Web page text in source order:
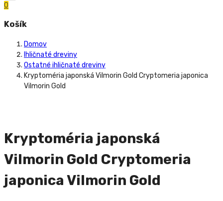
0
Košík
Domov
Ihličnaté dreviny
Ostatné ihličnaté dreviny
Kryptoméria japonská Vilmorin Gold Cryptomeria japonica
Vilmorin Gold
Kryptoméria japonská
Vilmorin Gold Cryptomeria
japonica Vilmorin Gold